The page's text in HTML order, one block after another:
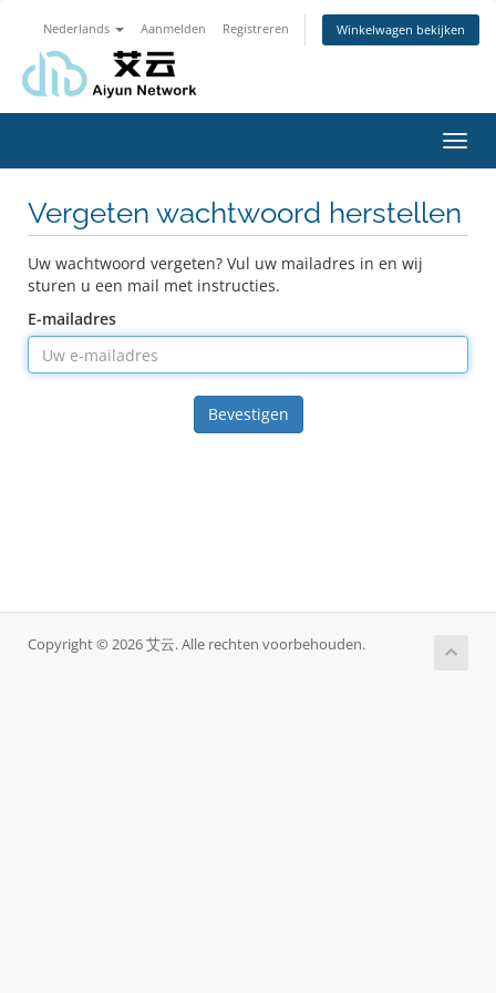
Nederlands Aanmelden Registreren Winkelwagen bekijken
in-/
Vergeten wachtwoord herstellen
Uw wachtwoord vergeten? Vul uw mailadres in en wij
sturen u een mail met instructies.
E-mailadres
Bevestigen
Copyright © 2026 艾云. Alle rechten voorbehouden.